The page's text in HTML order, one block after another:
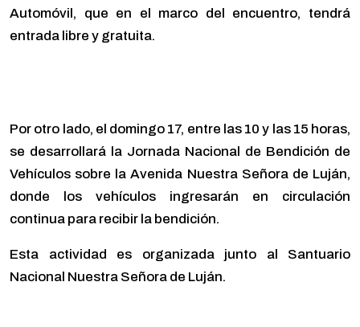
Automóvil, que en el marco del encuentro, tendrá
entrada libre y gratuita.
Por otro lado, el domingo 17, entre las 10 y las 15 horas,
se desarrollará la Jornada Nacional de Bendición de
Vehículos sobre la Avenida Nuestra Señora de Luján,
donde los vehículos ingresarán en circulación
continua para recibir la bendición.
Esta actividad es organizada junto al Santuario
Nacional Nuestra Señora de Luján.